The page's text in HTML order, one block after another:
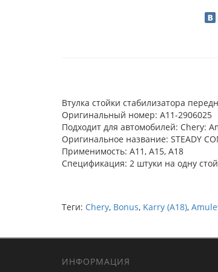
Втулка стойки стабилизатора
Оригинальный номер: A11-2906025
Подходит для автомобилей: Chery:
Оригинальное название: STEADY
Применимость: A11, A15, A18
Спецификация: 2 штуки на одну
Теги: Chery, Bonus, Karry (A18),
ИНФОРМАЦИЯ